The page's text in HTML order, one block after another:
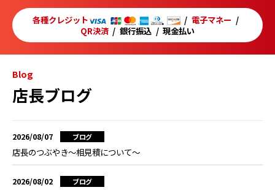
各種クレジット
電子マネー
QR決済
銀行振込 現金払い
Blog
店長ブログ
2026/08/07 ブログ
店長のつぶやき～相見積について～
2026/08/02 ブログ